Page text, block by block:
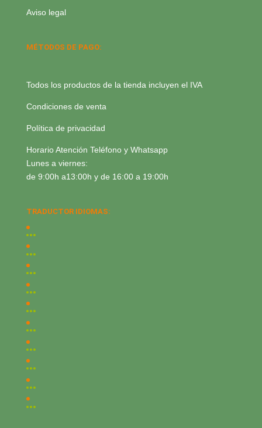
Aviso legal
MÉTODOS DE PAGO:
Todos los productos de la tienda incluyen el IVA
Condiciones de venta
Política de privacidad
Horario Atención Teléfono y Whatsapp
Lunes a viernes:
de 9:00h a13:00h y de 16:00 a 19:00h
TRADUCTOR IDIOMAS: